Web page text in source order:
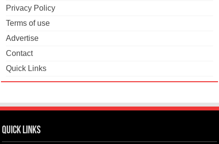
Privacy Policy
Terms of use
Advertise
Contact
Quick Links
Quick Links